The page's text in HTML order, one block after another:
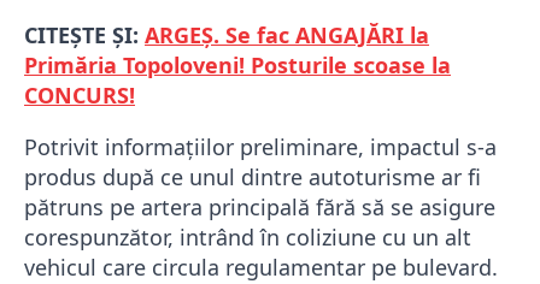
CITEȘTE ȘI: ARGEȘ. Se fac ANGAJĂRI la
Primăria Topoloveni! Posturile scoase la
CONCURS!
Potrivit informațiilor preliminare, impactul s-a
produs după ce unul dintre autoturisme ar fi
pătruns pe artera principală fără să se asigure
corespunzător, intrând în coliziune cu un alt
vehicul care circula regulamentar pe bulevard.